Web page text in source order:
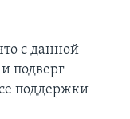
с данной
подверг
поддержки